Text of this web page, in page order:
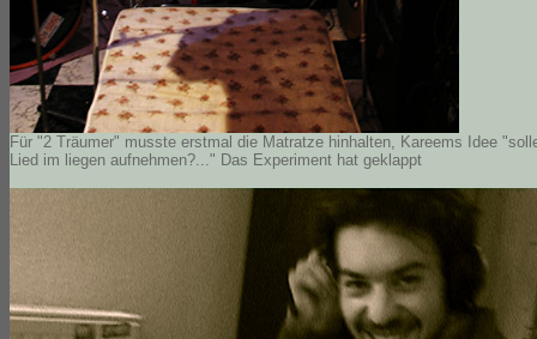
Für "2 Träumer" musste erstmal die Matratze hinhalten, Kareems Idee
Lied im liegen aufnehmen?..." Das Experiment hat geklappt